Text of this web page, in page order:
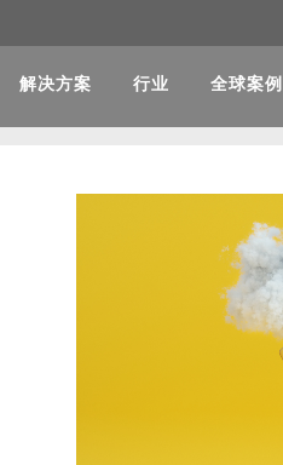
解决方案 行业 全球案例